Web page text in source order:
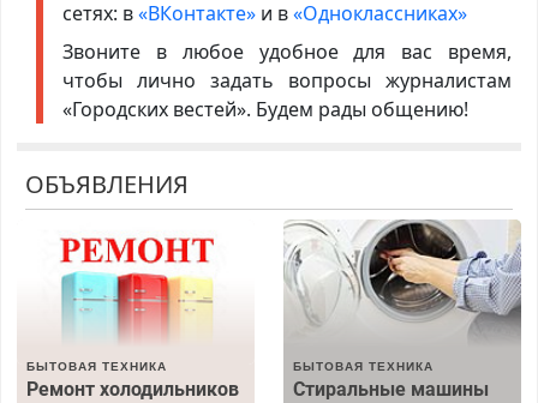
сетях: в«ВКонтакте»и в«Одноклассниках»
Звоните в любое удобное для вас время,
чтобы лично задать вопросы журналистам
«Городских вестей». Будем рады общению!
ОБЪЯВЛЕНИЯ
БЫТОВАЯ ТЕХНИКА
Ремонт холодильников
БЫТОВАЯ ТЕХНИКА
Стиральные машины